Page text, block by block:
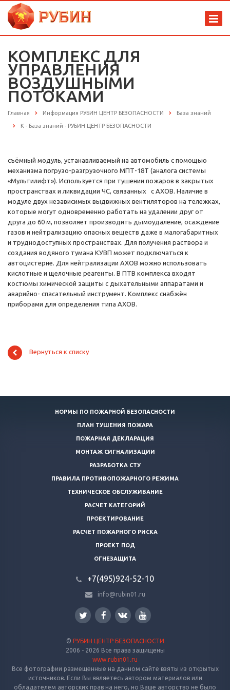
КОМПЛЕКС ДЛЯ
УПРАВЛЕНИЯ
ВОЗДУШНЫМИ
ПОТОКАМИ
Главная Информация РУБИН ЦЕНТР БЕЗОПАСНОСТИ База знаний
К - База знаний - РУБИН ЦЕНТР БЕЗОПАСНОСТИ
съёмный модуль, устанавливаемый на автомобиль с помощью
механизма погрузо-разгрузочного МПТ-18Т (аналога системы
«Мультилифт»). Используется при тушении пожаров в закрытых
пространствах и ликвидации ЧС, связанных с АХОВ. Наличие в
модуле двух независимых выдвижных вентиляторов на тележках,
которые могут одновременно работать на удалении друг от
друга до 60 м, позволяет производить дымоудаление, осаждение
газов и нейтрализацию опасных веществ даже в малогабаритных
и труднодоступных пространствах. Для получения раствора и
создания водяного тумана КУВП может подключаться к
автоцистерне. Для нейтрализации АХОВ можно использовать
кислотные и щелочные реагенты. В ПТВ комплекса входят
костюмы химической защиты с дыхательными аппаратами и
аварийно- спасательный инструмент. Комплекс снабжён
приборами для определения типа АХОВ.
Вернуться к списку
НОРМЫ ПО ПОЖАРНОЙ БЕЗОПАСНОСТИ
ПЛАН ТУШЕНИЯ ПОЖАРА
ПОЖАРНАЯ ДЕКЛАРАЦИЯ
МОНТАЖ СИГНАЛИЗАЦИИ
РАЗРАБОТКА СТУ
ПРАВИЛА ПРОТИВОПОЖАРНОГО РЕЖИМА
ТЕХНИЧЕСКОЕ ОБСЛУЖИВАНИЕ
РАСЧЕТ КАТЕГОРИЙ
ПРОЕКТИРОВАНИЕ
РАСЧЕТ ПОЖАРНОГО РИСКА
ПРОЕКТ ПОД
ОГНЕЗАЩИТА
+7(495)924-52-10
info@rubin01.ru
© РУБИН ЦЕНТР БЕЗОПАСНОСТИ
2006 - 2026 Все права защищены
www.rubin01.ru
Все фотографии размещенные на данном сайте взяты из открытых
источников. Если Вы являетесь автором материалов или
обладателем авторских прав на него, но Ваше авторство не было